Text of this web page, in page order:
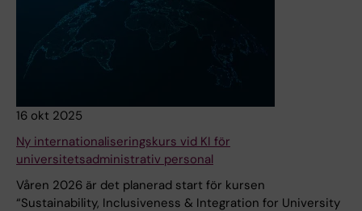
16 okt 2025
Ny internationaliseringskurs vid KI för
universitetsadministrativ personal
Våren 2026 är det planerad start för kursen
“Sustainability, Inclusiveness & Integration for University